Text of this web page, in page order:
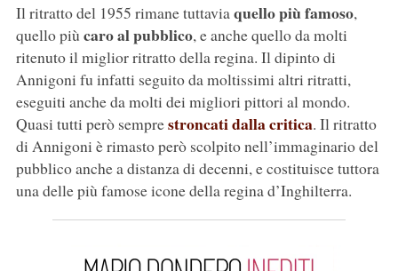
Il ritratto del 1955 rimane tuttaviaquello più famoso,
quello piùcaro al pubblico, e anche quello da molti
ritenuto il miglior ritratto della regina. Il dipinto di
Annigoni fu infatti seguito da moltissimi altri ritratti,
eseguiti anche da molti dei migliori pittori al mondo.
Quasi tutti però semprestroncati dalla critica. Il ritratto
di Annigoni è rimasto però scolpito nell’immaginario del
pubblico anche a distanza di decenni, e costituisce tuttora
una delle più famose icone della regina d’Inghilterra.